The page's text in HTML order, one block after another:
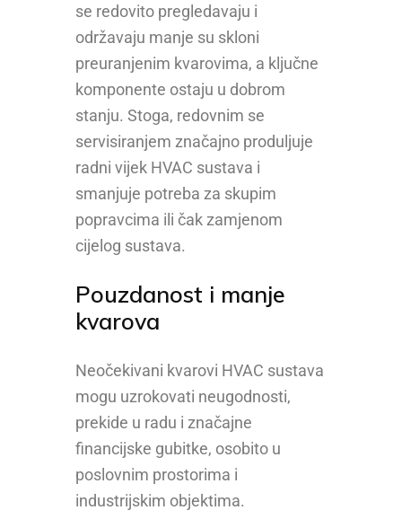
se redovito pregledavaju i
održavaju manje su skloni
preuranjenim kvarovima, a ključne
komponente ostaju u dobrom
stanju. Stoga, redovnim se
servisiranjem značajno produljuje
radni vijek HVAC sustava i
smanjuje potreba za skupim
popravcima ili čak zamjenom
cijelog sustava.
Pouzdanost i manje
kvarova
Neočekivani kvarovi HVAC sustava
mogu uzrokovati neugodnosti,
prekide u radu i značajne
financijske gubitke, osobito u
poslovnim prostorima i
industrijskim objektima.